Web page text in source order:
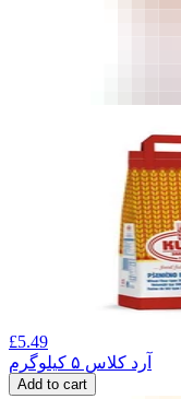
£5.49
آرد کلاس ۵ کیلوگرم
Add to cart